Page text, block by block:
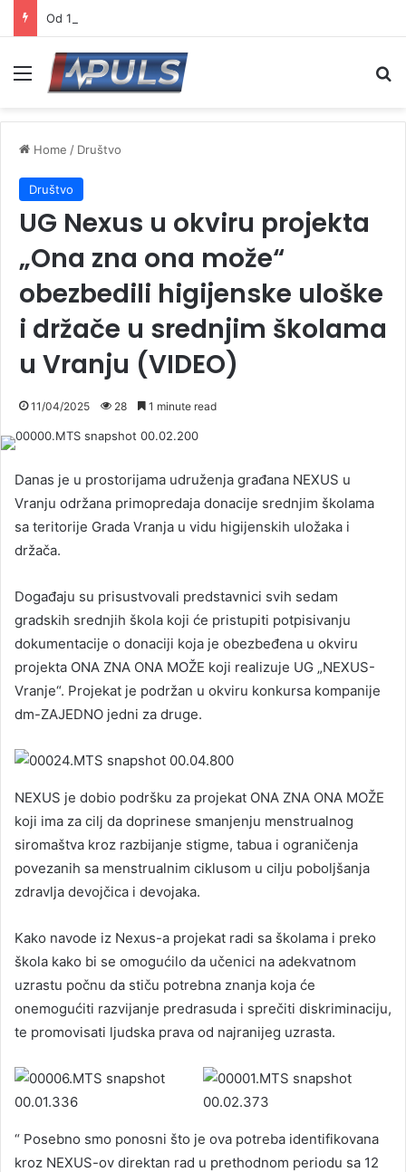
Od 17. avgusta novi lekovi na recept o trošku države
Menu
Home / Društvo
Društvo
UG Nexus u okviru projekta
„Ona zna ona može“
obezbedili higijenske uloške
i držače u srednjim školama
u Vranju (VIDEO)
11/04/2025 28 1 minute read
Danas je u prostorijama udruženja građana NEXUS u
Vranju održana primopredaja donacije srednjim školama
sa teritorije Grada Vranja u vidu higijenskih uložaka i
držača.
Događaju su prisustvovali predstavnici svih sedam
gradskih srednjih škola koji će pristupiti potpisivanju
dokumentacije o donaciji koja je obezbeđena u okviru
projekta ONA ZNA ONA MOŽE koji realizuje UG „NEXUS-
Vranje“. Projekat je podržan u okviru konkursa kompanije
dm-ZAJEDNO jedni za druge.
NEXUS je dobio podršku za projekat ONA ZNA ONA MOŽE
koji ima za cilj da doprinese smanjenju menstrualnog
siromaštva kroz razbijanje stigme, tabua i ograničenja
povezanih sa menstrualnim ciklusom u cilju poboljšanja
zdravlja devojčica i devojaka.
Kako navode iz Nexus-a projekat radi sa školama i preko
škola kako bi se omogućilo da učenici na adekvatnom
uzrastu počnu da stiču potrebna znanja koja će
onemogućiti razvijanje predrasuda i sprečiti diskriminaciju,
te promovisati ljudska prava od najranijeg uzrasta.
“ Posebno smo ponosni što je ova potreba identifikovana
kroz NEXUS-ov direktan rad u prethodnom periodu sa 12